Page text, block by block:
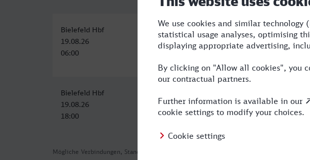
Mögliche Verbindungen, Stand: 2026-08-05 08:37
Bielefeld Hbf
19.08.26
06:00
Frankfurt (M) Flughafen Fernbf
19.08.26
3:39
Bielefeld Hbf
19.08.26
18:00
19.08.26